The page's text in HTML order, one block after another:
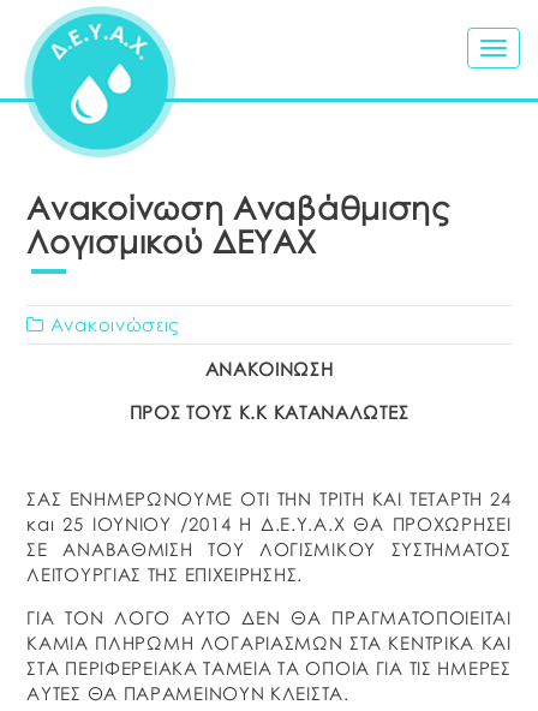
Ανακοίνωση Αναβάθμισης
Λογισμικού ΔΕΥΑΧ
Ανακοινώσεις
ΑΝΑΚΟΙΝΩΣΗ
ΠΡΟΣ ΤΟΥΣ Κ.K ΚΑΤΑΝΑΛΩΤΕΣ
ΣΑΣ ΕΝΗΜΕΡΩΝΟΥΜΕ ΟΤΙ ΤΗΝ ΤΡΙΤΗ ΚΑΙ ΤΕΤΑΡΤΗ 24
και 25 ΙΟΥΝΙΟΥ /2014 Η Δ.Ε.Υ.Α.Χ ΘΑ ΠΡΟΧΩΡΗΣΕΙ
ΣΕ ΑΝΑΒΑΘΜΙΣΗ ΤΟΥ ΛΟΓΙΣΜΙΚΟΥ ΣΥΣΤΗΜΑΤΟΣ
ΛΕΙΤΟΥΡΓΙΑΣ ΤΗΣ ΕΠΙΧΕΙΡΗΣΗΣ.
ΓΙΑ ΤΟΝ ΛΟΓΟ ΑΥΤΟ ΔΕΝ ΘΑ ΠΡΑΓΜΑΤΟΠΟΙΕΙΤΑΙ
ΚΑΜΙΑ ΠΛΗΡΩΜΗ ΛΟΓΑΡΙΑΣΜΩΝ ΣΤΑ ΚΕΝΤΡΙΚΑ ΚΑΙ
ΣΤΑ ΠΕΡΙΦΕΡΕΙΑΚΑ ΤΑΜΕΙΑ ΤΑ ΟΠΟΙΑ ΓΙΑ ΤΙΣ ΗΜΕΡΕΣ
ΑΥΤΕΣ ΘΑ ΠΑΡΑΜΕΙΝΟΥΝ ΚΛΕΙΣΤΑ.